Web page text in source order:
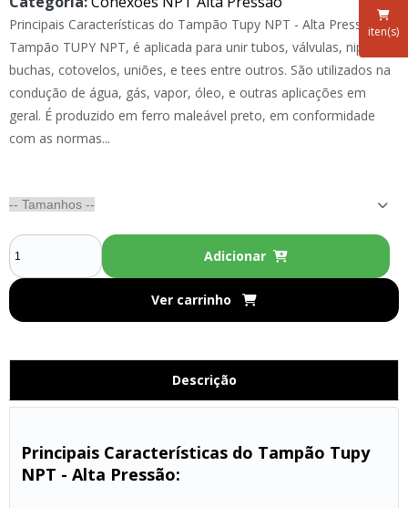
iten(s)
Principais Características do Tampão Tupy NPT - Alta Pressão: O
Tampão TUPY NPT, é aplicada para unir tubos, válvulas, niples,
buchas, cotovelos, uniões, e tees entre outros. São utilizados na
condução de água, gás, vapor, óleo, e outras aplicações em
geral. É produzido em ferro maleável preto, em conformidade
com as normas...
Adicionar
Ver carrinho
Descrição
Principais Características do Tampão Tupy
NPT - Alta Pressão: